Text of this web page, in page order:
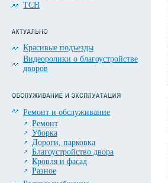
ТСН
Красивые подъезды
Видеоролики о благоустройстве
дворов
Ремонт и обслуживание
Ремонт
Уборка
Дороги, парковка
Благоустройство двора
Кровля и фасад
Разное